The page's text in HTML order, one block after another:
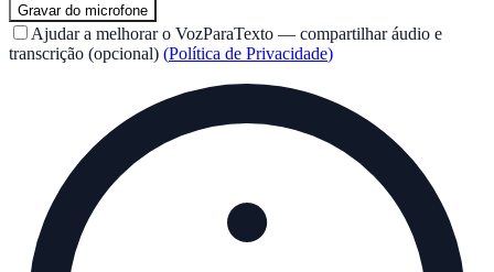
Gravar do microfone
Ajudar a melhorar o VozParaTexto — compartilhar áudio e
transcrição (opcional) (Política de Privacidade)